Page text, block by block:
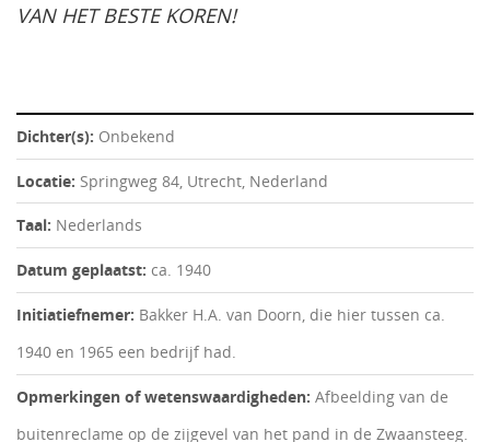
VAN HET BESTE KOREN!
Dichter(s): Onbekend
Locatie: Springweg 84, Utrecht, Nederland
Taal: Nederlands
Datum geplaatst: ca. 1940
Initiatiefnemer: Bakker H.A. van Doorn, die hier tussen ca.
1940 en 1965 een bedrijf had.
Opmerkingen of wetenswaardigheden: Afbeelding van de
buitenreclame op de zijgevel van het pand in de Zwaansteeg.